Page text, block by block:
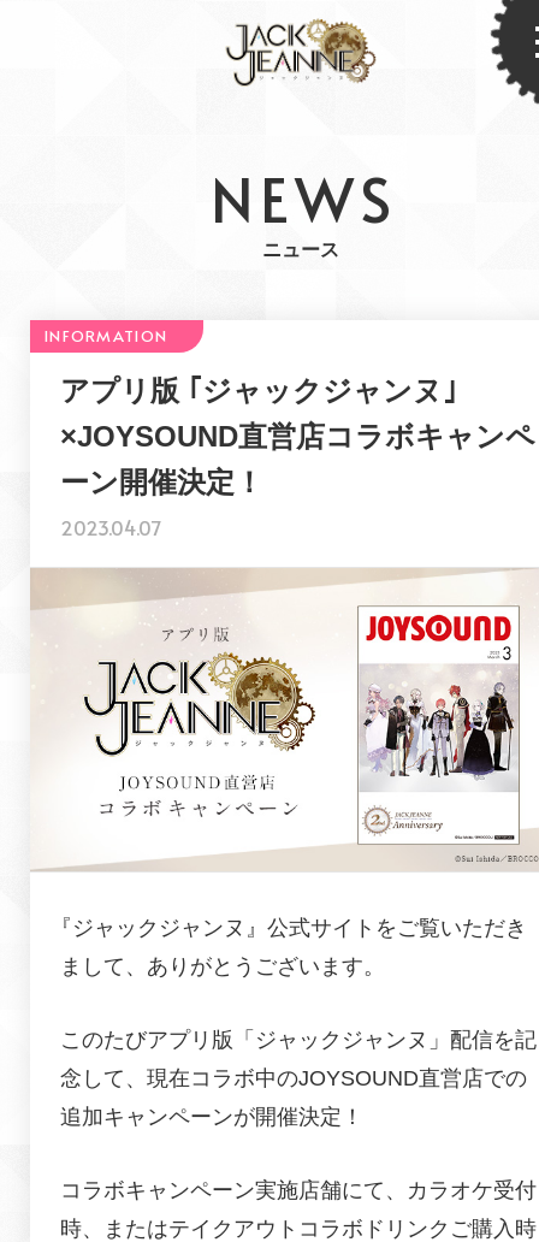
NEWS
ニュース
アプリ版 ｢ジャックジャンヌ｣
×JOYSOUND直営店コラボキャンペ
ーン開催決定！
2023.04.07
『 ジャックジャンヌ 』公式サイトをご覧いただき
まして、ありがとうございます。
このたびアプリ版「ジャックジャンヌ」配信を記
念して、現在コラボ中のJOYSOUND直営店での
追加キャンペーンが開催決定！
コラボキャンペーン実施店舗にて、カラオケ受付
時、またはテイクアウトコラボドリンクご購入時